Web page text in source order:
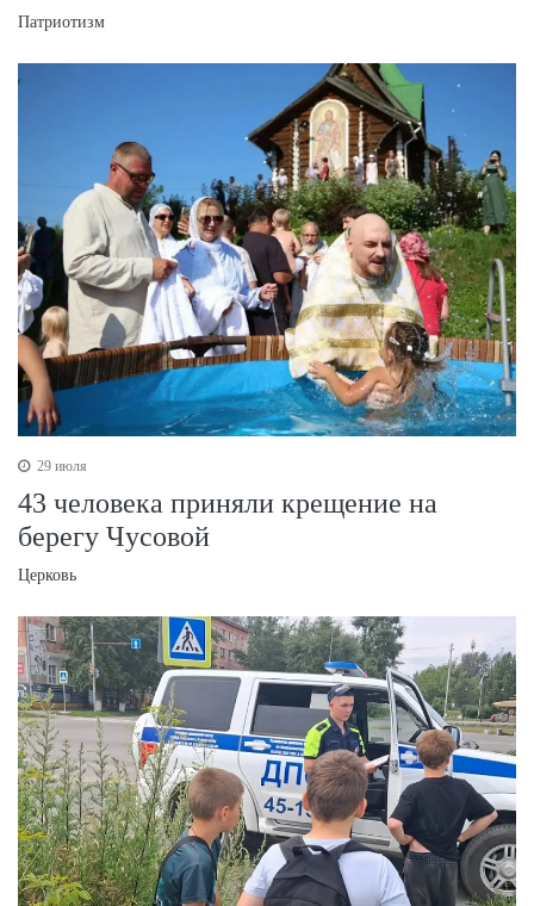
Патриотизм
29 июля
43 человека приняли крещение на
берегу Чусовой
Церковь